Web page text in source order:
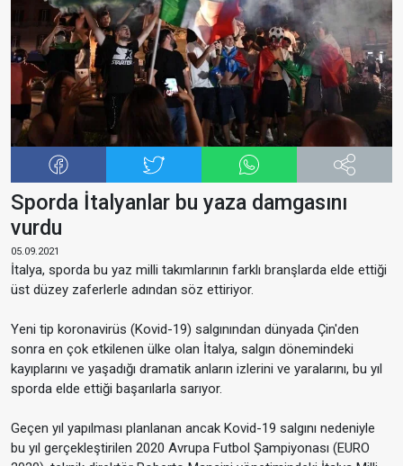
Sporda İtalyanlar bu yaza damgasını
vurdu
05.09.2021
İtalya, sporda bu yaz milli takımlarının farklı branşlarda elde ettiği
üst düzey zaferlerle adından söz ettiriyor.
Yeni tip koronavirüs (Kovid-19) salgınından dünyada Çin'den
sonra en çok etkilenen ülke olan İtalya, salgın dönemindeki
kayıplarını ve yaşadığı dramatik anların izlerini ve yaralarını, bu yıl
sporda elde ettiği başarılarla sarıyor.
Geçen yıl yapılması planlanan ancak Kovid-19 salgını nedeniyle
bu yıl gerçekleştirilen 2020 Avrupa Futbol Şampiyonası (EURO